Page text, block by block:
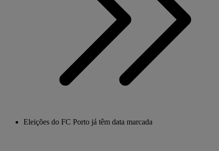
Eleições do FC Porto já têm data marcada